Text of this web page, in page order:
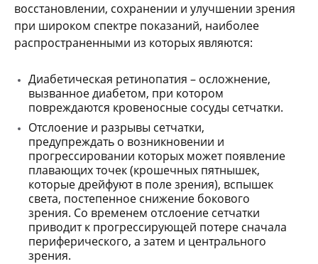
восстановлении, сохранении и улучшении зрения
при широком спектре показаний, наиболее
распространенными из которых являются:
Диабетическая ретинопатия – осложнение,
вызванное диабетом, при котором
повреждаются кровеносные сосуды сетчатки.
Отслоение и разрывы сетчатки,
предупреждать о возникновении и
прогрессировании которых может появление
плавающих точек (крошечных пятнышек,
которые дрейфуют в поле зрения), вспышек
света, постепенное снижение бокового
зрения. Со временем отслоение сетчатки
приводит к прогрессирующей потере сначала
периферического, а затем и центрального
зрения.